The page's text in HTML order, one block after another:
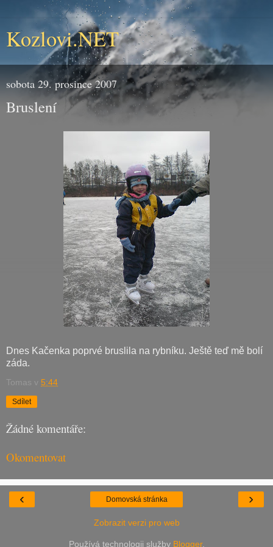
Kozlovi.NET
sobota 29. prosince 2007
Bruslení
Dnes Kačenka poprvé bruslila na rybníku. Ještě teď mě bolí
záda.
Tomas v 5:44
Sdílet
Žádné komentáře:
Okomentovat
‹ ›
Domovská stránka
Zobrazit verzi pro web
Používá technologii služby Blogger.